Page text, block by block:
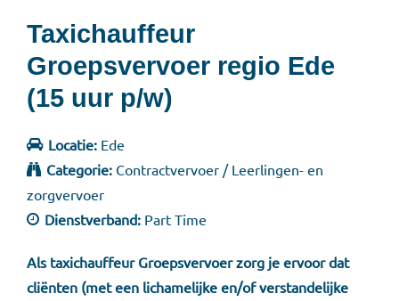
Taxichauffeur
Groepsvervoer regio Ede
(15 uur p/w)
Locatie: Ede
Categorie: Contractvervoer / Leerlingen- en
zorgvervoer
Dienstverband: Part Time
Als taxichauffeur Groepsvervoer zorg je ervoor dat
cliënten (met een lichamelijke en/of verstandelijke